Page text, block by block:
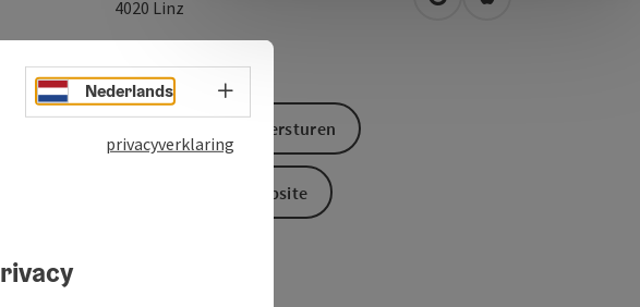
4020 Linz Openen in Google Maps
Openen in Apple
Aanvraag versturen
Naar de website
Nederlands Taalkeuze - menu openen
privacyverklaring